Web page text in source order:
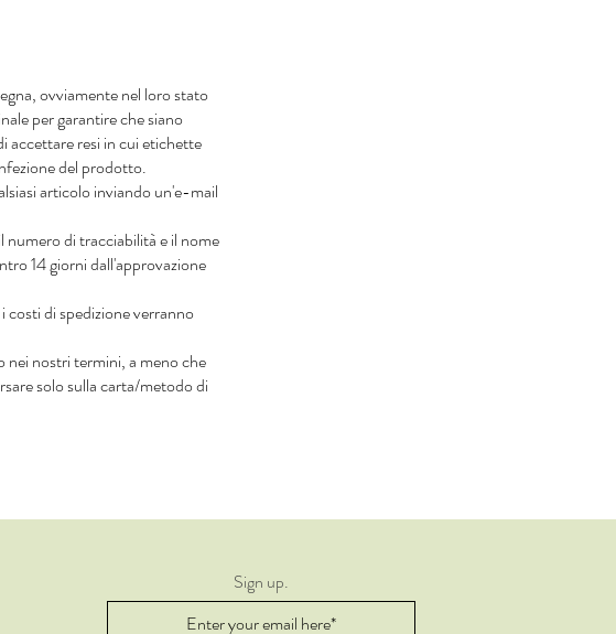
ovviamente nel loro stato
per garantire che siano
accettare resi in cui etichette
del prodotto.
articolo inviando un'e-mail
di tracciabilità e il nome
14 giorni dall'approvazione
di spedizione verranno
nei nostri termini, a meno che
solo sulla carta/metodo di
Sign up.